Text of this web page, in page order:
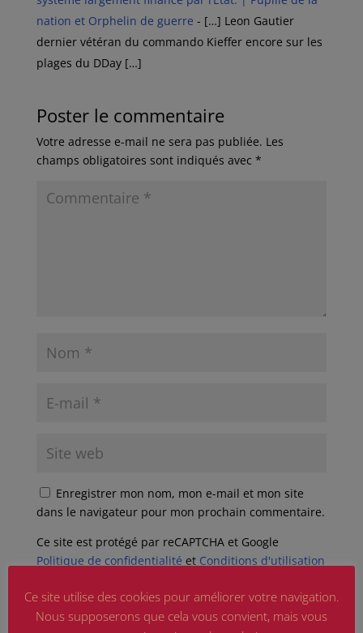
nation et Orphelin de guerre - […] Leon Gautier
dernier vétéran du commando Kieffer encore sur les
plages du DDay […]
Poster le commentaire
Votre adresse e-mail ne sera pas publiée. Les
champs obligatoires sont indiqués avec *
Enregistrer mon nom, mon e-mail et mon site
dans le navigateur pour mon prochain commentaire.
Ce site est protégé par reCAPTCHA et Google
Politique de confidentialité et Conditions d'utilisation
Ce site utilise des cookies pour améliorer votre navigation.
Nous supposerons que cela vous convient, mais vous